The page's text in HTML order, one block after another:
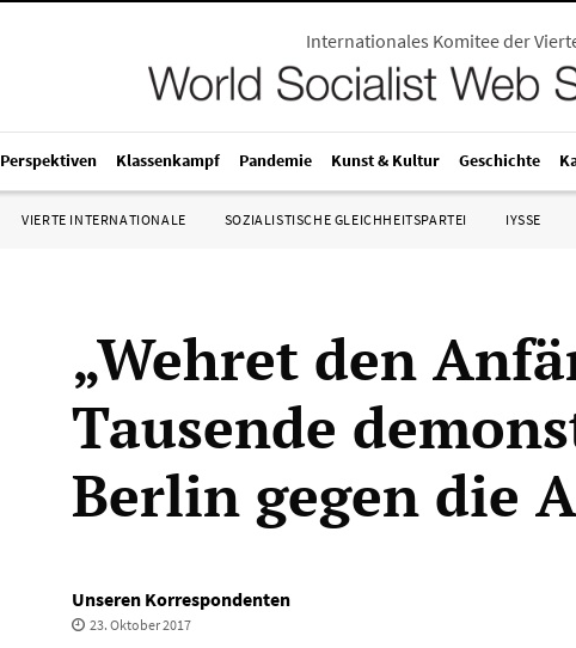
Internationales Komitee der
Perspektiven Klassenkampf Pandemie Kunst & Kultur Geschichte
VIERTE INTERNATIONALE SOZIALISTISCHE GLEICHHEITSPARTEI IYSSE
„Wehret den
Tausende
Berlin gegen die
Unseren Korrespondenten
23. Oktober 2017